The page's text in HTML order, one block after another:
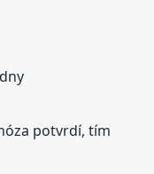
potvrdí, tím